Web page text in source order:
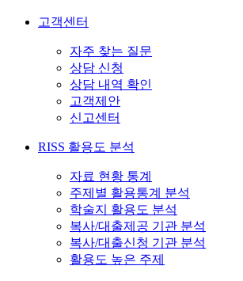
고객센터
자주 찾는 질문
상담 신청
상담 내역 확인
고객제안
신고센터
RISS 활용도 분석
자료 현황 통계
주제별 활용통계 분석
학술지 활용도 분석
복사/대출제공 기관 분석
복사/대출신청 기관 분석
활용도 높은 주제